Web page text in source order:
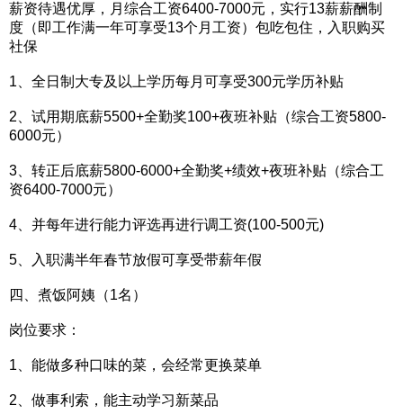
薪资待遇优厚，月综合工资6400-7000元，实行13薪薪酬制
度（即工作满一年可享受13个月工资）包吃包住，入职购买
社保
1、全日制大专及以上学历每月可享受300元学历补贴
2、试用期底薪5500+全勤奖100+夜班补贴（综合工资5800-
6000元）
3、转正后底薪5800-6000+全勤奖+绩效+夜班补贴（综合工
资6400-7000元）
4、并每年进行能力评选再进行调工资(100-500元)
5、入职满半年春节放假可享受带薪年假
四、煮饭阿姨（1名）
岗位要求：
1、能做多种口味的菜，会经常更换菜单
2、做事利索，能主动学习新菜品